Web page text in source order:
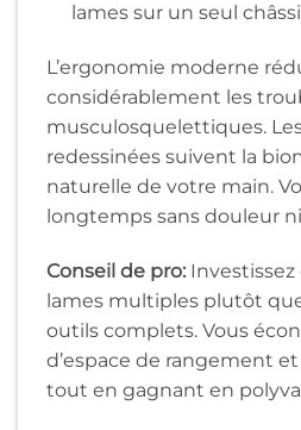
lames sur un seul
L’ergonomie moderne
considérablement les
musculosquelettiques.
redessinées suivent la
naturelle de votre main.
longtemps sans douleur
Conseil de pro:
lames multiples plutôt
outils complets. Vous
d’espace de rangement
tout en gagnant en